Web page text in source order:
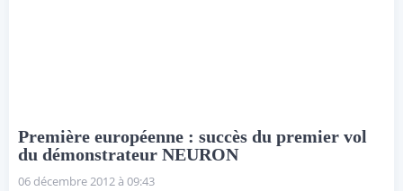
Première européenne : succès du premier vol
du démonstrateur NEURON
06 décembre 2012 à 09:43